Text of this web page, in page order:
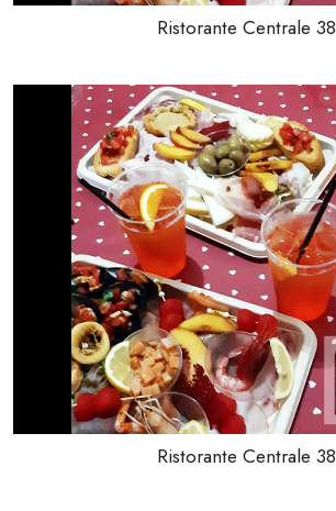
Ristorante Centrale 38
Ristorante Centrale 38